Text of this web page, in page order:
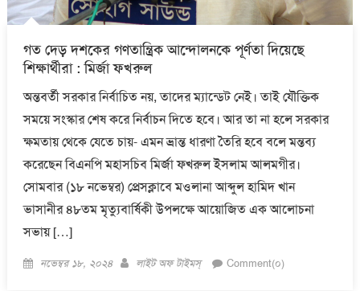
গত দেড় দশকের গণতান্ত্রিক আন্দোলনকে পূর্ণতা দিয়েছে
শিক্ষার্থীরা : মির্জা ফখরুল
অন্তবর্তী সরকার নির্বাচিত নয়, তাদের ম্যান্ডেট নেই। তাই যৌক্তিক
সময়ে সংস্কার শেষ করে নির্বাচন দিতে হবে। আর তা না হলে সরকার
ক্ষমতায় থেকে যেতে চায়- এমন ভ্রান্ত ধারণা তৈরি হবে বলে মন্তব্য
করেছেন বিএনপি মহাসচিব মির্জা ফখরুল ইসলাম আলমগীর।
সোমবার (১৮ নভেম্বর) প্রেসক্লাবে মওলানা আব্দুল হামিদ খান
ভাসানীর ৪৮তম মৃত্যুবার্ষিকী উপলক্ষে আয়োজিত এক আলোচনা
সভায় […]
Posted
নভেম্বর ১৮, ২০২৪ Author
লাইট অফ টাইমস্ Comment(০)